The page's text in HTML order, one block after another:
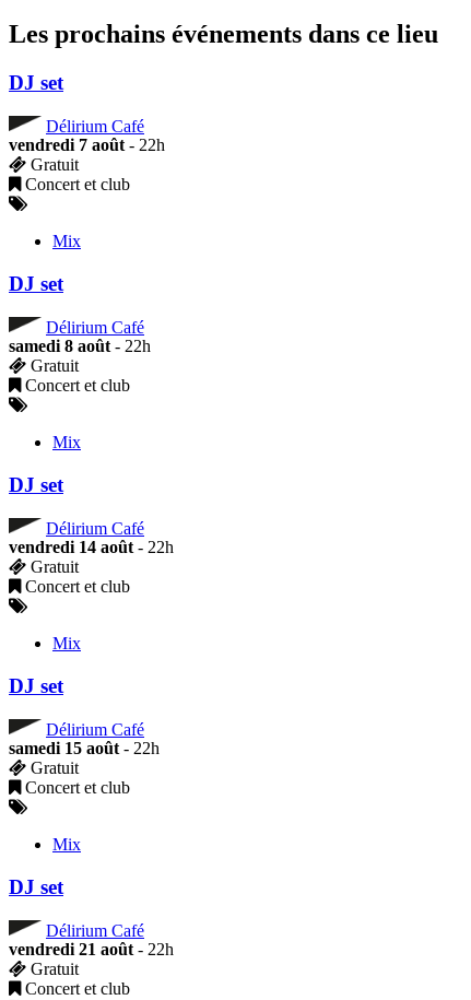
Les prochains événements dans ce lieu
DJ set
Délirium Café
vendredi 7 août- 22h
Gratuit
Concert et club
Mix
DJ set
Délirium Café
samedi 8 août- 22h
Gratuit
Concert et club
Mix
DJ set
Délirium Café
vendredi 14 août- 22h
Gratuit
Concert et club
Mix
DJ set
Délirium Café
samedi 15 août- 22h
Gratuit
Concert et club
Mix
DJ set
Délirium Café
vendredi 21 août- 22h
Gratuit
Concert et club